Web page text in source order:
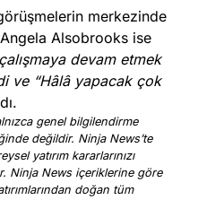
merkezinde
Alsobrooks ise
devam etmek
ve “Hâlâ yapacak çok
genel bilgilendirme
değildir. Ninja News’te
yatırım kararlarınızı
Ninja News içeriklerine göre
doğan tüm